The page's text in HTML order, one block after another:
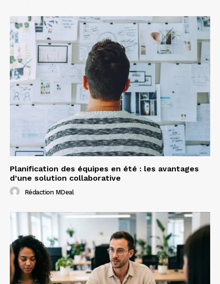
Planification des équipes en été : les avantages
d’une solution collaborative
Rédaction MDeal